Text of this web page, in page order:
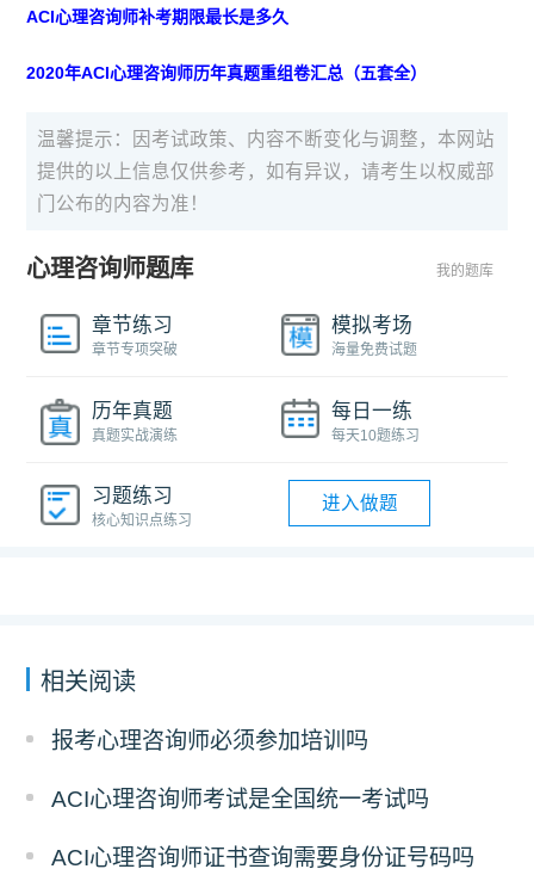
ACI心理咨询师补考期限最长是多久
2020年ACI心理咨询师历年真题重组卷汇总（五套全）
温馨提示：因考试政策、内容不断变化与调整，本网站
提供的以上信息仅供参考，如有异议，请考生以权威部
门公布的内容为准！
心理咨询师题库 我的题库
章节练习
章节专项突破
模拟考场
海量免费试题
历年真题
真题实战演练
每日一练
每天10题练习
习题练习
核心知识点练习
进入做题
相关阅读
报考心理咨询师必须参加培训吗
ACI心理咨询师考试是全国统一考试吗
ACI心理咨询师证书查询需要身份证号码吗